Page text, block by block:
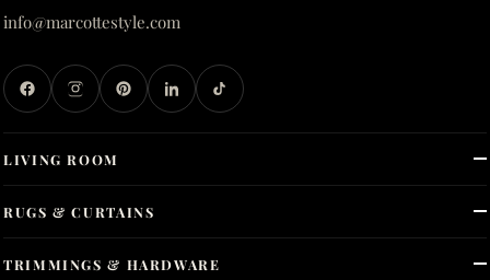
info@marcottestyle.com
LIVING ROOM
RUGS & CURTAINS
TRIMMINGS & HARDWARE